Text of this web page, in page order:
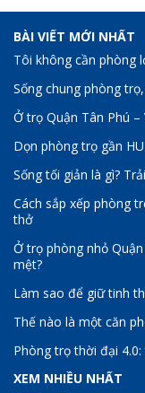
BÀI VIẾT MỚI NHẤT
Tôi không cần phòng
Sống chung phòng
Ở trọ Quận Tân Phú
Dọn phòng trọ gần
Sống tối giản là gì?
Cách sắp xếp phòng
thở
Ở trọ phòng nhỏ
mệt?
Làm sao để giữ tinh
Thế nào là một căn
Phòng trọ thời đại
XEM NHIỀU NHẤT